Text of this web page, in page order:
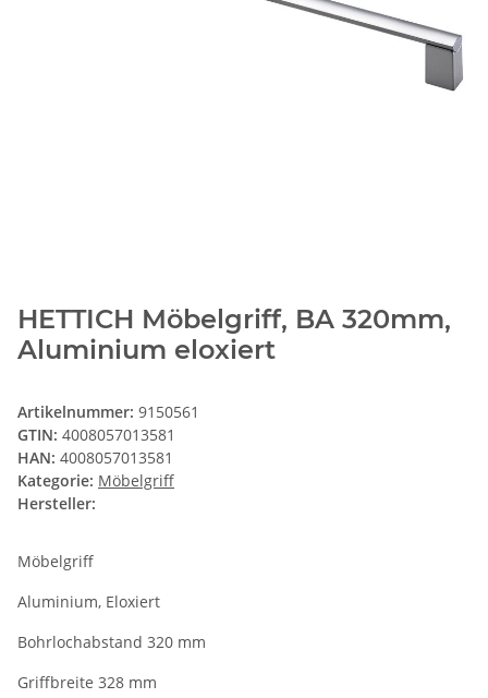
HETTICH Möbelgriff, BA 320mm,
Aluminium eloxiert
Artikelnummer: 9150561
GTIN: 4008057013581
HAN: 4008057013581
Kategorie: Möbelgriff
Hersteller:
Möbelgriff
Aluminium, Eloxiert
Bohrlochabstand 320 mm
Griffbreite 328 mm